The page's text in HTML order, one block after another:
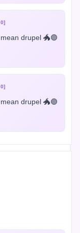
drupel 🐲🟣
drupel 🐲🟣